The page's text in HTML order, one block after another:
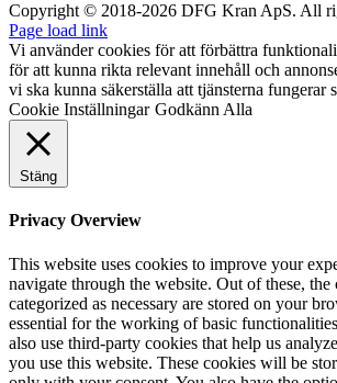
Copyright © 2018-2026 DFG Kran ApS. All
Page load link
Vi använder cookies för att förbättra
för att kunna rikta relevant innehåll och
vi ska kunna säkerställa att tjänsterna fungerar
Cookie Inställningar Godkänn Alla
Stäng
Privacy Overview
This website uses cookies to improve your
navigate through the website. Out of these, the
categorized as necessary are stored on your
essential for the working of basic
also use third-party cookies that help us
you use this website. These cookies will be